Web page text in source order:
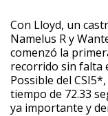
Con Lloyd, un
Namelus R y
comenzó la
recorrido sin falta
Possible del
tiempo de 72.33
ya importante y